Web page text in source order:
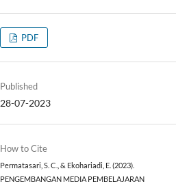
PDF
Published
28-07-2023
How to Cite
Permatasari, S. C., & Ekohariadi, E. (2023).
PENGEMBANGAN MEDIA PEMBELAJARAN